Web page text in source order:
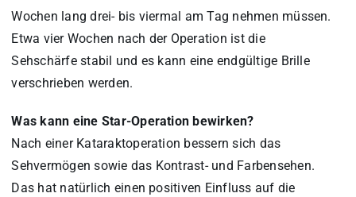
Wochen lang drei- bis viermal am Tag nehmen müssen.
Etwa vier Wochen nach der Operation ist die
Sehschärfe stabil und es kann eine endgültige Brille
verschrieben werden.
Was kann eine Star-Operation bewirken?
Nach einer Kataraktoperation bessern sich das
Sehvermögen sowie das Kontrast- und Farbensehen.
Das hat natürlich einen positiven Einfluss auf die